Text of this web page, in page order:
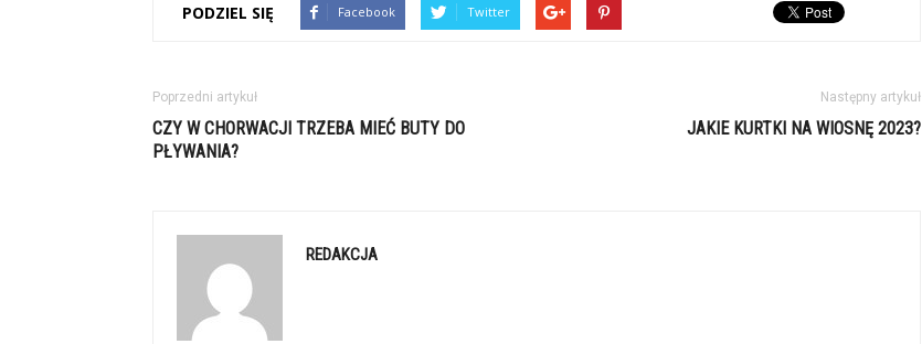
PODZIEL SIĘ Facebook Twitter
Poprzedni artykuł
CZY W CHORWACJI TRZEBA MIEĆ BUTY DO
PŁYWANIA?
Następny artykuł
JAKIE KURTKI NA WIOSNĘ 2023?
REDAKCJA